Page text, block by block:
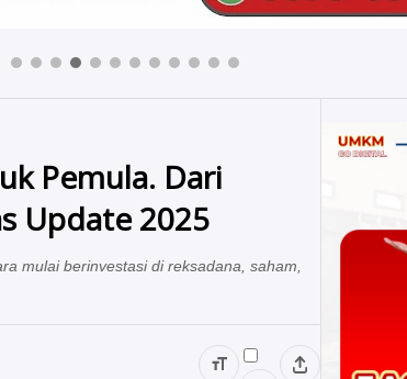
Pemula. Dari
Update 2025
mulai berinvestasi di reksadana, saham,